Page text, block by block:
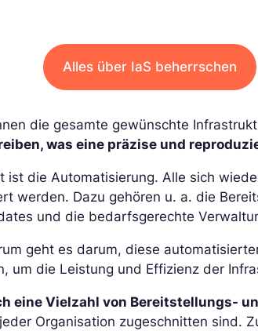
Alles über IaS beherrschen
die gesamte gewünschte
was eine präzise und
ist die Automatisierung. Alle sich
werden. Dazu gehören u. a. die
und die bedarfsgerechte
geht es darum, diese
um die Leistung und Effizienz der
eine Vielzahl von Bereitstellungs-
Organisation zugeschnitten sind.